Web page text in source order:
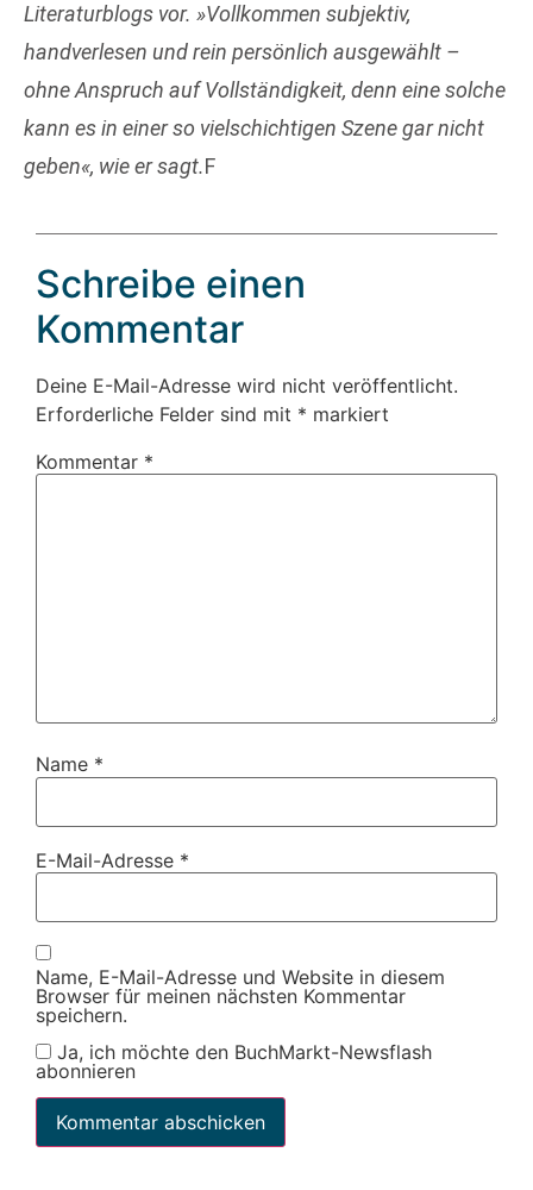
Literaturblogs vor. »Vollkommen subjektiv,
handverlesen und rein persönlich ausgewählt –
ohne Anspruch auf Vollständigkeit, denn eine solche
kann es in einer so vielschichtigen Szene gar nicht
geben«, wie er sagt.F
Schreibe einen
Kommentar
Deine E-Mail-Adresse wird nicht veröffentlicht.
Erforderliche Felder sind mit * markiert
Kommentar *
Name *
E-Mail-Adresse *
Name, E-Mail-Adresse und Website in diesem
Browser für meinen nächsten Kommentar
speichern.
Ja, ich möchte den BuchMarkt-Newsflash
abonnieren